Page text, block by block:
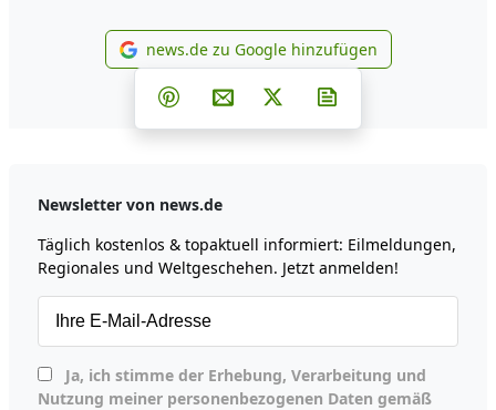
news.de zu Google
news.de zu Google hinzufügen
Teilen auf Facebook
Teilen auf Whatsapp
Teilen auf Telegram
Teilen auf Pinterest
Per E-Mail teilen
Post auf X
Newsletter von news.de
Täglich kostenlos & topaktuell informiert: Eilmeldungen,
Regionales und Weltgeschehen. Jetzt anmelden!
Nutzung meiner personenbezogenen Daten gemäß